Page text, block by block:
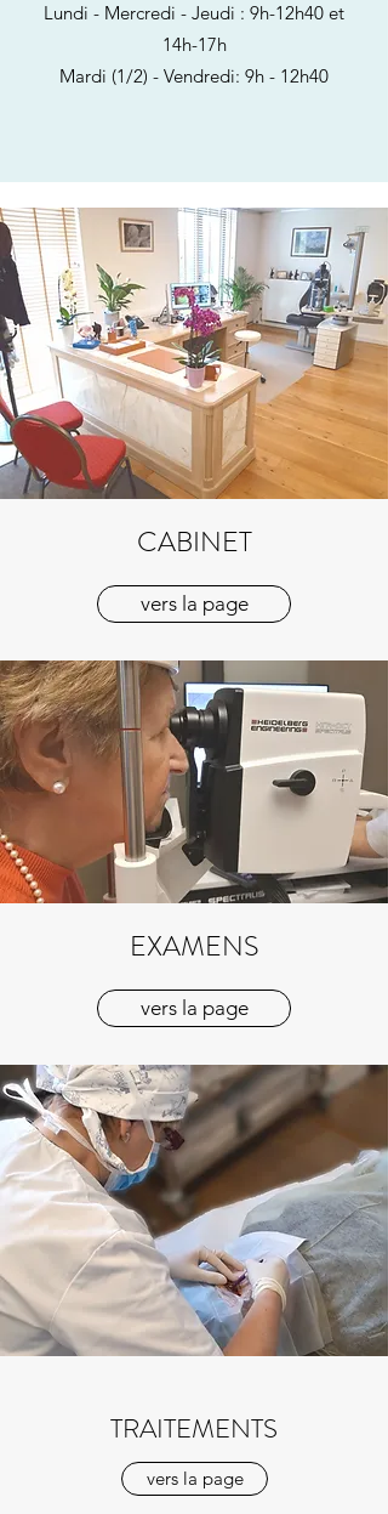
Lundi - Mercredi - Jeudi : 9h-12h40 et
14h-17h
Mardi (1/2) - Vendredi: 9h - 12h40
CABINET
vers la page
EXAMENS
vers la page
TRAITEMENTS
vers la page